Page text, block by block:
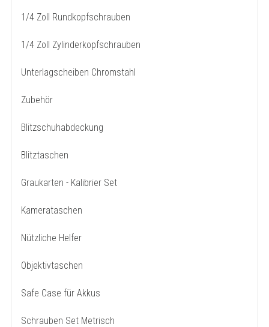
1/4 Zoll Rundkopfschrauben
1/4 Zoll Zylinderkopfschrauben
Unterlagscheiben Chromstahl
Zubehör
Blitzschuhabdeckung
Blitztaschen
Graukarten - Kalibrier Set
Kamerataschen
Nützliche Helfer
Objektivtaschen
Safe Case für Akkus
Schrauben Set Metrisch